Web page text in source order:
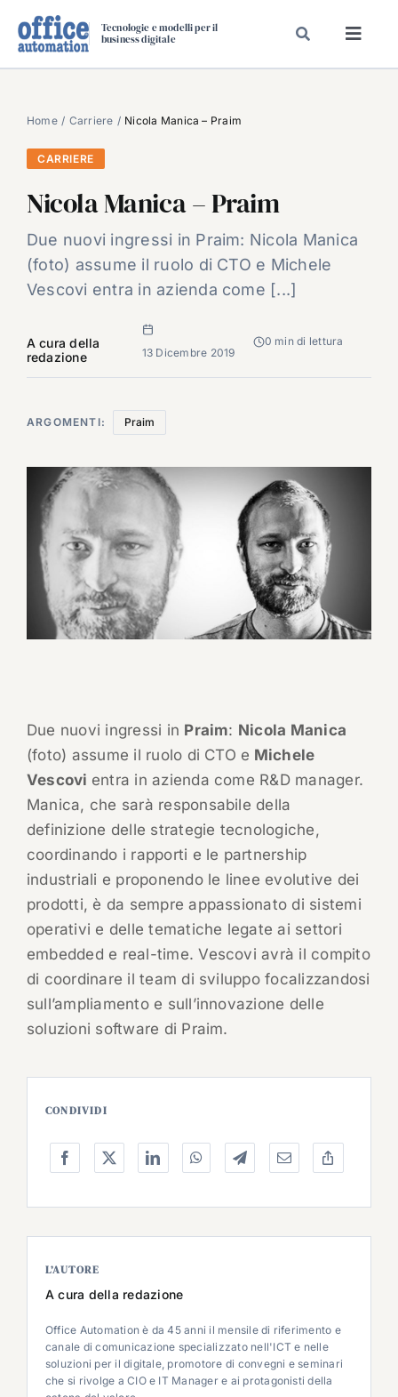
Tecnologie e modelli per il
business digitale
SPECIAL PAPER
TAVOLE ROTONDE DI REDAZIONE
CARRIERE
VIDEO
EVENTI
Home Carriere Nicola Manica – Praim
CARRIERE
Nicola Manica – Praim
Due nuovi ingressi in Praim: Nicola Manica
(foto) assume il ruolo di CTO e Michele
Vescovi entra in azienda come [...]
A cura della
redazione
13 Dicembre 2019
0 min di lettura
ARGOMENTI: Praim
Due nuovi ingressi in Praim: Nicola Manica
(foto) assume il ruolo di CTO e Michele
Vescovi entra in azienda come R&D manager.
Manica, che sarà responsabile della
definizione delle strategie tecnologiche,
coordinando i rapporti e le partnership
industriali e proponendo le linee evolutive dei
prodotti, è da sempre appassionato di sistemi
operativi e delle tematiche legate ai settori
embedded e real-time. Vescovi avrà il compito
di coordinare il team di sviluppo focalizzandosi
sull’ampliamento e sull’innovazione delle
soluzioni software di Praim.
CONDIVIDI
L’AUTORE
A cura della redazione
Office Automation è da 45 anni il mensile di riferimento e
canale di comunicazione specializzato nell'ICT e nelle
soluzioni per il digitale, promotore di convegni e seminari
che si rivolge a CIO e IT Manager e ai protagonisti della